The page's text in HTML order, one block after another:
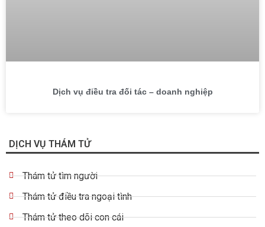
Dịch vụ điều tra đối tác – doanh nghiệp
DỊCH VỤ THÁM TỬ
Thám tử tìm người
Thám tử điều tra ngoại tình
Thám tử theo dõi con cái